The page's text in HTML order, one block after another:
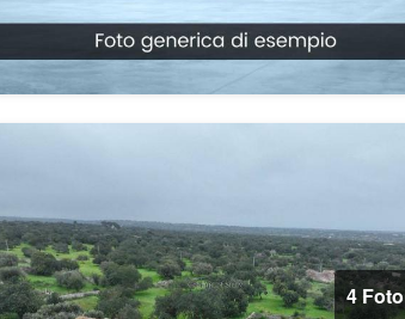
4 Foto